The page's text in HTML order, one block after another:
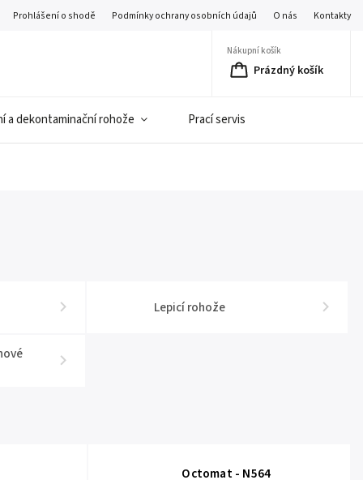
Prohlášení o shodě Podmínky ochrany osobních údajů O nás Kontakty
Nákupní košík
Prázdný košík
a dekontaminační rohože Prací servis
Lepicí rohože
Octomat - N564